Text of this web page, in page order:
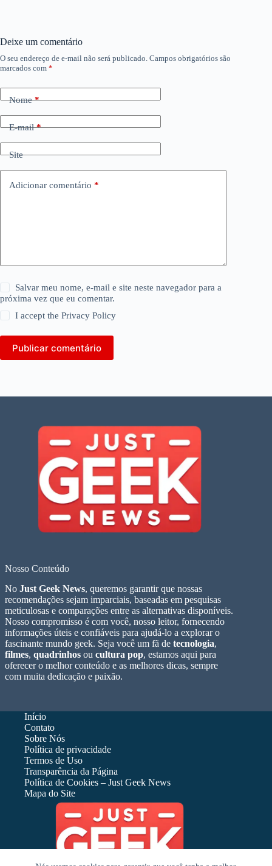
Deixe um comentário
O seu endereço de e-mail não será publicado. Campos obrigatórios são
marcados com *
Nome*
E-mail*
Site
Adicionar comentário *
Salvar meu nome, e-mail e site neste navegador para a
próxima vez que eu comentar.
I accept thePrivacy Policy
Publicar comentário
Nosso Conteúdo
No Just Geek News, queremos garantir que nossas
recomendações sejam imparciais, baseadas em pesquisas
meticulosas e comparações entre as alternativas disponíveis.
Nosso compromisso é com você, nosso leitor, fornecendo
informações úteis e confiáveis para ajudá-lo a explorar o
fascinante mundo geek. Seja você um fã de tecnologia,
filmes, quadrinhos ou cultura pop, estamos aqui para
oferecer o melhor conteúdo e as melhores dicas, sempre
com muita dedicação e paixão.
Início
Contato
Sobre Nós
Política de privacidade
Termos de Uso
Transparência da Página
Política de Cookies – Just Geek News
Mapa do Site